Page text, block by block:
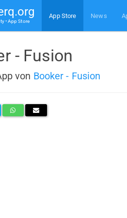
• App Store
App Store News
- Fusion
von Booker - Fusion